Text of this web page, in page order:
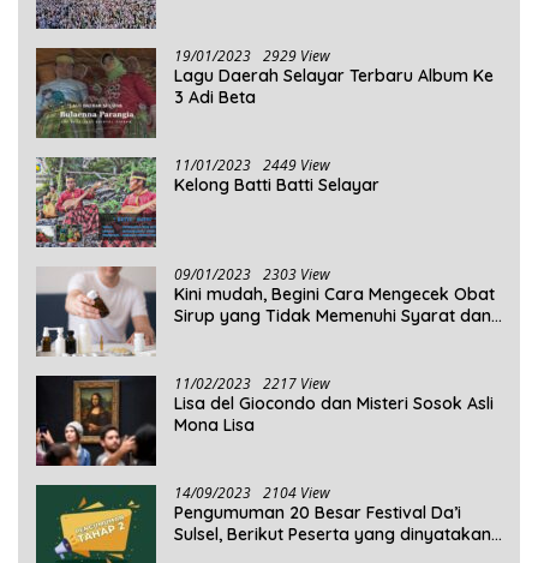
19/01/2023 2929 View
Lagu Daerah Selayar Terbaru Album Ke
3 Adi Beta
11/01/2023 2449 View
Kelong Batti Batti Selayar
09/01/2023 2303 View
Kini mudah, Begini Cara Mengecek Obat
Sirup yang Tidak Memenuhi Syarat dan
11/02/2023 2217 View
Lisa del Giocondo dan Misteri Sosok Asli
Mona Lisa
14/09/2023 2104 View
Pengumuman 20 Besar Festival Da’i
Sulsel, Berikut Peserta yang dinyatakan